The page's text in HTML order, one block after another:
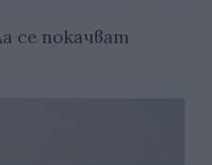
се покачват